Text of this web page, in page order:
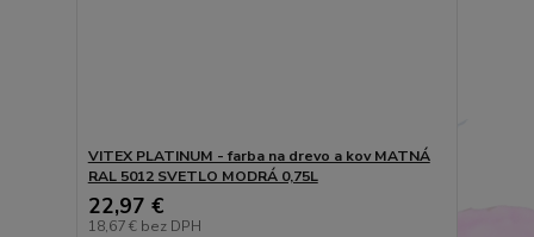
VITEX PLATINUM - farba na drevo a kov MATNÁ
RAL 5012 SVETLO MODRÁ 0,75L
22,97 €
18,67 € bez DPH